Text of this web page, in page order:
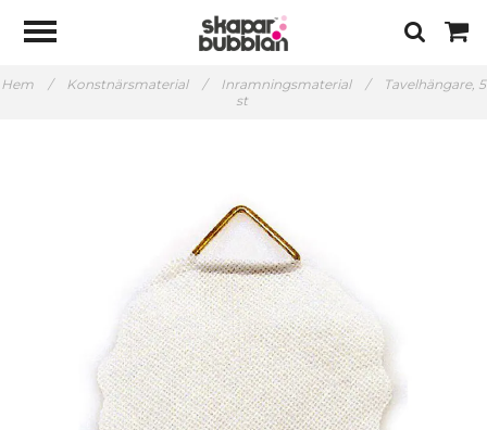
Hem / Konstnärsmaterial / Inramningsmaterial /
Tavelhängare, 5
st